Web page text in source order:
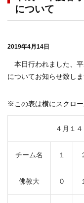
について
2019年4月14日
本日行われました、
についてお知らせ致しま
※この表は横にスクロ
４月１
チーム名 １
佛教大 ０ １